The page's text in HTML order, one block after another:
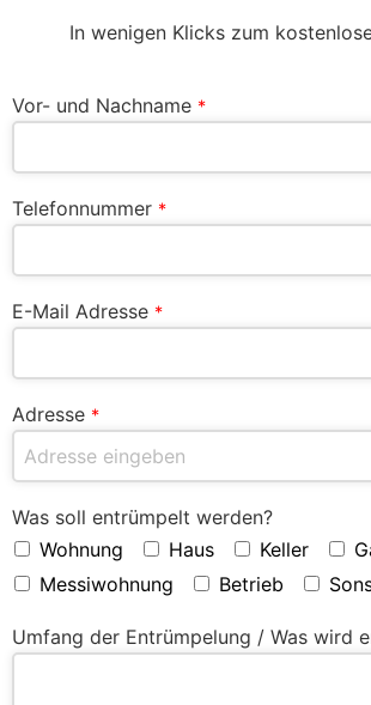
In wenigen Klicks zum
Vor- und Nachname *
Telefonnummer *
E-Mail Adresse *
Adresse *
Was soll entrümpelt werden?
Wohnung
Haus Keller
Messiwohnung
Betrieb
Umfang der Entrümpelung / Was wird